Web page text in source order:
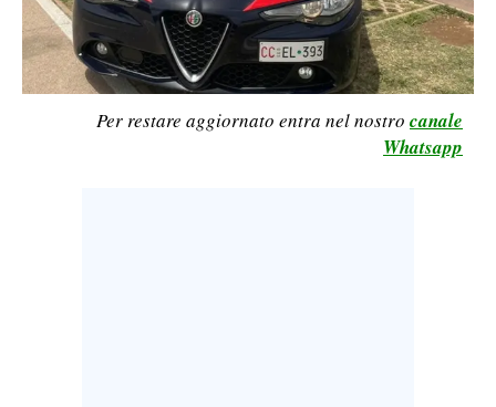
BASKET
VOLLEY
MOTORI
Per restare aggiornato entra nel nostro canale
Whatsapp